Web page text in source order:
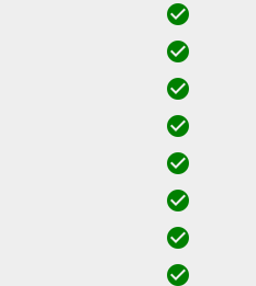
check_circle
check_circle
check_circle
check_circle
check_circle
check_circle
check_circle
check_circle